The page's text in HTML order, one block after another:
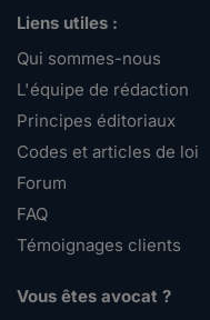
Liens utiles :
Qui sommes-nous
L'équipe de rédaction
Principes éditoriaux
Codes et articles de loi
Forum
FAQ
Témoignages clients
Vous êtes avocat ?